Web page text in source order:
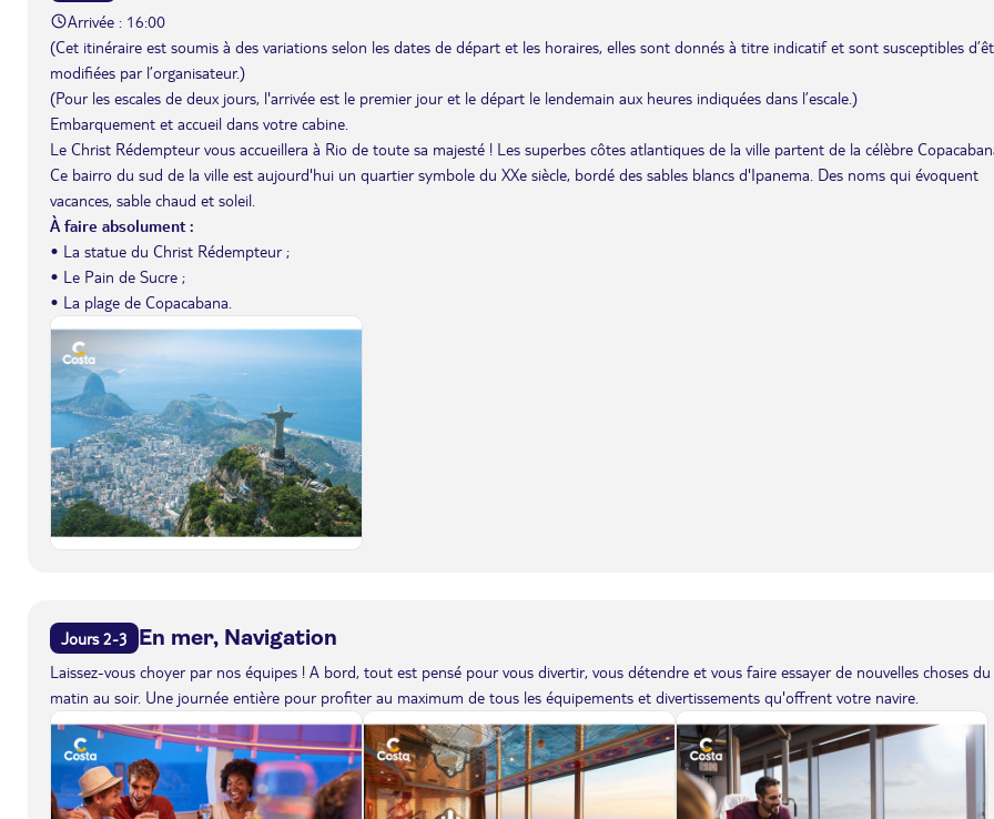
Arrivée : 16:00
(Cet itinéraire est soumis à des variations selon les dates de départ et les horaires, elles sont donnés à titre indicatif et sont susceptibles
modifiées par l’organisateur.)
(Pour les escales de deux jours, l'arrivée est le premier jour et le départ le lendemain aux heures indiquées dans l’escale.)
Embarquement et accueil dans votre cabine.
Le Christ Rédempteur vous accueillera à Rio de toute sa majesté ! Les superbes côtes atlantiques de la ville partent de la célèbre
Ce bairro du sud de la ville est aujourd'hui un quartier symbole du XXe siècle, bordé des sables blancs d'Ipanema. Des noms qui évoquent
vacances, sable chaud et soleil.
À faire absolument :
• La statue du Christ Rédempteur ;
• Le Pain de Sucre ;
• La plage de Copacabana.
Jours 2-3 En mer, Navigation
Laissez-vous choyer par nos équipes ! A bord, tout est pensé pour vous divertir, vous détendre et vous faire essayer de nouvelles choses du
matin au soir. Une journée entière pour profiter au maximum de tous les équipements et divertissements qu'offrent votre navire.